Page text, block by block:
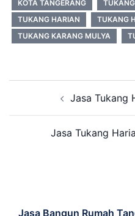
KOTA TANGERANG
TUKANG HARIAN
TUKANG
TUKANG KARANG MULYA
navigationJasa Tukang
Jasa Tukang
Jasa Bangun Rumah